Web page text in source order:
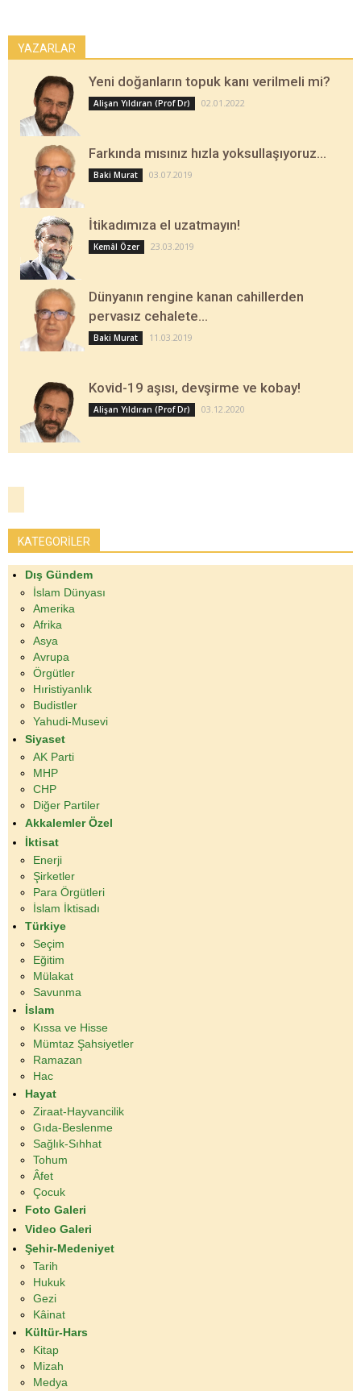
YAZARLAR
Yeni doğanların topuk kanı verilmeli mi?
Alişan Yıldıran (Prof Dr) 02.01.2022
Farkında mısınız hızla yoksullaşıyoruz…
Baki Murat 03.07.2019
İtikadımıza el uzatmayın!
Kemâl Özer 23.03.2019
Dünyanın rengine kanan cahillerden
pervasız cehalete…
Baki Murat 11.03.2019
Kovid-19 aşısı, devşirme ve kobay!
Alişan Yıldıran (Prof Dr) 03.12.2020
KATEGORİLER
Dış Gündem
İslam Dünyası
Amerika
Afrika
Asya
Avrupa
Örgütler
Hıristiyanlık
Budistler
Yahudi-Musevi
Siyaset
AK Parti
MHP
CHP
Diğer Partiler
Akkalemler Özel
İktisat
Enerji
Şirketler
Para Örgütleri
İslam İktisadı
Türkiye
Seçim
Eğitim
Mülakat
Savunma
İslam
Kıssa ve Hisse
Mümtaz Şahsiyetler
Ramazan
Hac
Hayat
Ziraat-Hayvancilik
Gıda-Beslenme
Sağlık-Sıhhat
Tohum
Âfet
Çocuk
Foto Galeri
Video Galeri
Şehir-Medeniyet
Tarih
Hukuk
Gezi
Kâinat
Kültür-Hars
Kitap
Mizah
Medya